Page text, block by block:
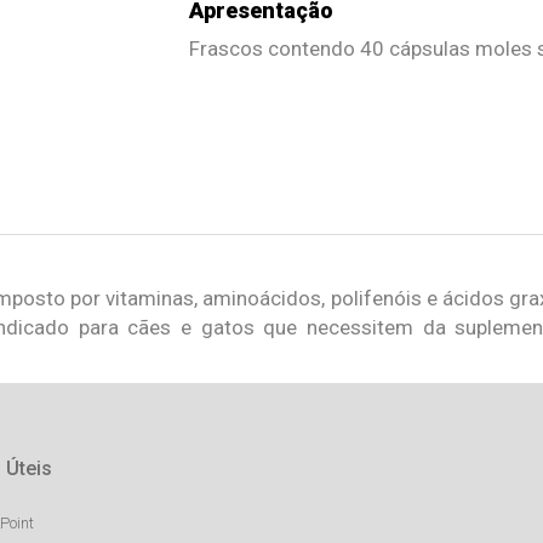
Apresentação
Frascos contendo 40 cápsulas moles
por vitaminas, aminoácidos, polifenóis e ácidos
para cães e gatos que necessitem da
Úteis